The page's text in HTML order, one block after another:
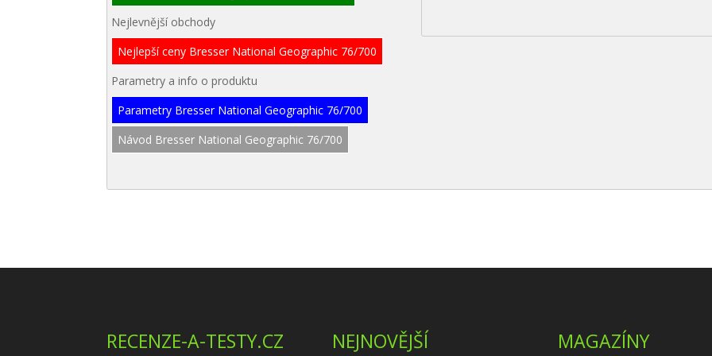
Nejlevnější obchody
Nejlepší ceny Bresser National Geographic 76/700
Parametry a info o produktu
Parametry Bresser National Geographic 76/700
Návod Bresser National Geographic 76/700
RECENZE-A-TESTY.CZ NEJNOVĚJŠÍ MAGAZÍNY